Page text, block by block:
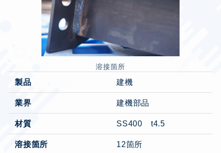
溶接箇所
製品 建機
業界 建機部品
材質 SS400 t4.5
溶接箇所 12箇所